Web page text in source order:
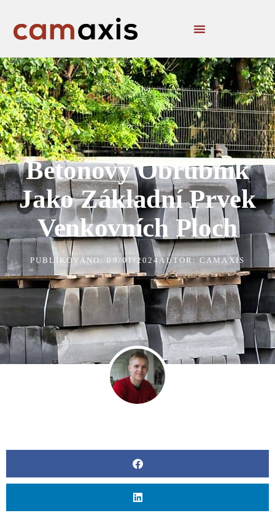
Betonový Obrubník
Jako Základní Prvek
Venkovních Ploch
PUBLIKOVÁNO: 09/01/2024AUTOR: CAMAXIS